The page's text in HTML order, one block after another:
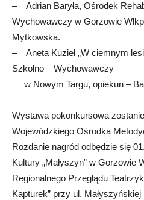
– Adrian Baryła, Ośrodek
Wychowawczy w Gorzowie
Mytkowska.
– Aneta Kuziel „W ciemnym
Szkolno – Wychowawczy
w Nowym Targu, opiekun –
Wystawa pokonkursowa
Wojewódzkiego Ośrodka
Rozdanie nagród odbędzie się
Kultury „Małyszyn” w Gorzowie
Regionalnego Przeglądu
Kapturek” przy ul.